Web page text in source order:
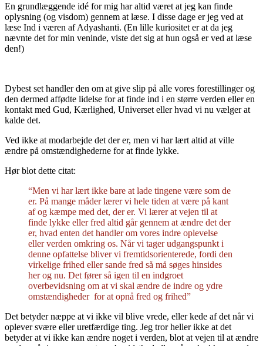
En grundlæggende idé for mig har altid været at jeg kan finde
oplysning (og visdom) gennem at læse. I disse dage er jeg ved at
læse Ind i væren af Adyashanti. (En lille kuriositet er at da jeg
nævnte det for min veninde, viste det sig at hun også er ved at læse
den!)
Dybest set handler den om at give slip på alle vores forestillinger og
den dermed affødte lidelse for at finde ind i en større verden eller en
kontakt med Gud, Kærlighed, Universet eller hvad vi nu vælger at
kalde det.
Ved ikke at modarbejde det der er, men vi har lært altid at ville
ændre på omstændighederne for at finde lykke.
Hør blot dette citat:
“Men vi har lært ikke bare at lade tingene være som de
er. På mange måder lærer vi hele tiden at være på kant
af og kæmpe med det, der er. Vi lærer at vejen til at
finde lykke eller fred altid går gennem at ændre det der
er, hvad enten det handler om vores indre oplevelse
eller verden omkring os. Når vi tager udgangspunkt i
denne opfattelse bliver vi fremtidsorienterede, fordi den
virkelige frihed eller sande fred så må søges hinsides
her og nu. Det fører så igen til en indgroet
overbevidsning om at vi skal ændre de indre og ydre
omstændigheder for at opnå fred og frihed”
Det betyder næppe at vi ikke vil blive vrede, eller kede af det når vi
oplever svære eller uretfærdige ting. Jeg tror heller ikke at det
betyder at vi ikke kan ændre noget i verden, blot at vejen til at ændre